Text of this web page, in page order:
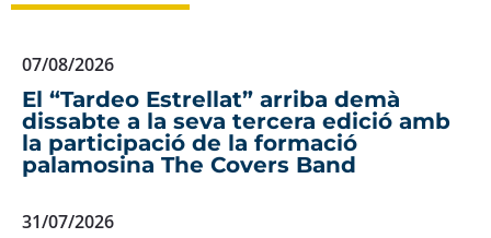
07/08/2026
El “Tardeo Estrellat” arriba demà
dissabte a la seva tercera edició amb
la participació de la formació
palamosina The Covers Band
31/07/2026